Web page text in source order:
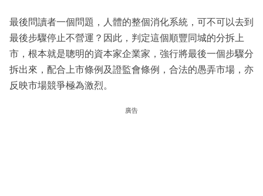
最後問讀者一個問題，人體的整個消化系統，可不可以去到
最後步驟停止不營運？因此，判定這個順豐同城的分拆上
市，根本就是聰明的資本家企業家，強行將最後一個步驟分
拆出來，配合上市條例及證監會條例，合法的愚弄市場，亦
反映市場競爭極為激烈。
廣告